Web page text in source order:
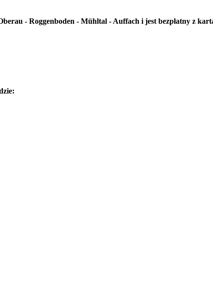
- Roggenboden - Mühltal - Auffach i jest bezpłatny z